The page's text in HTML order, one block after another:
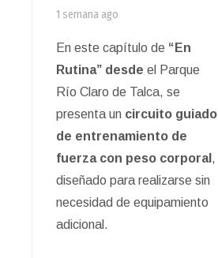
1 semana ago
En este capítulo de “En
Rutina” desde el Parque
Río Claro de Talca, se
presenta un circuito guiado
de entrenamiento de
fuerza con peso corporal ,
diseñado para realizarse sin
necesidad de equipamiento
adicional.